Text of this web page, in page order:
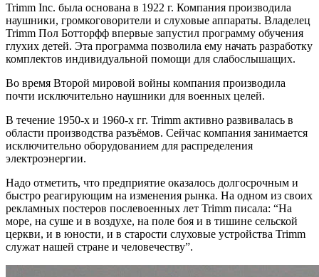
Trimm Inc. была основана в 1922 г. Компания производила
наушники, громкоговорители и слуховые аппараты. Владелец
Trimm Пол Ботторфф впервые запустил программу обучения
глухих детей. Эта программа позволила ему начать разработку
комплектов индивидуальной помощи для слабослышащих.
Во время Второй мировой войны компания производила
почти исключительно наушники для военных целей.
В течение 1950-х и 1960-х гг. Trimm активно развивалась в
области производства разъёмов. Сейчас компания занимается
исключительно оборудованием для распределения
электроэнергии.
Надо отметить, что предприятие оказалось долгосрочным и
быстро реагирующим на изменения рынка. На одном из своих
рекламных постеров послевоенных лет Trimm писала: “На
море, на суше и в воздухе, на поле боя и в тишине сельской
церкви, и в юности, и в старости слуховые устройства Trimm
служат нашей стране и человечеству”.